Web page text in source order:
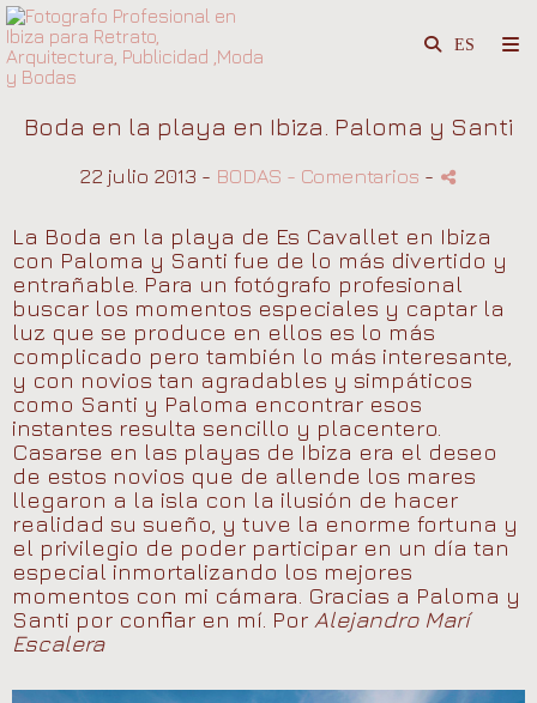
Boda en la playa en Ibiza. Paloma y Santi
22 julio 2013 - BODAS - Comentarios -
La Boda en la playa de Es Cavallet en Ibiza
con Paloma y Santi fue de lo más divertido y
entrañable. Para un fotógrafo profesional
buscar los momentos especiales y captar la
luz que se produce en ellos es lo más
complicado pero también lo más interesante,
y con novios tan agradables y simpáticos
como Santi y Paloma encontrar esos
instantes resulta sencillo y placentero.
Casarse en las playas de Ibiza era el deseo
de estos novios que de allende los mares
llegaron a la isla con la ilusión de hacer
realidad su sueño, y tuve la enorme fortuna y
el privilegio de poder participar en un día tan
especial inmortalizando los mejores
momentos con mi cámara. Gracias a Paloma y
Santi por confiar en mí. Por Alejandro Marí
Escalera